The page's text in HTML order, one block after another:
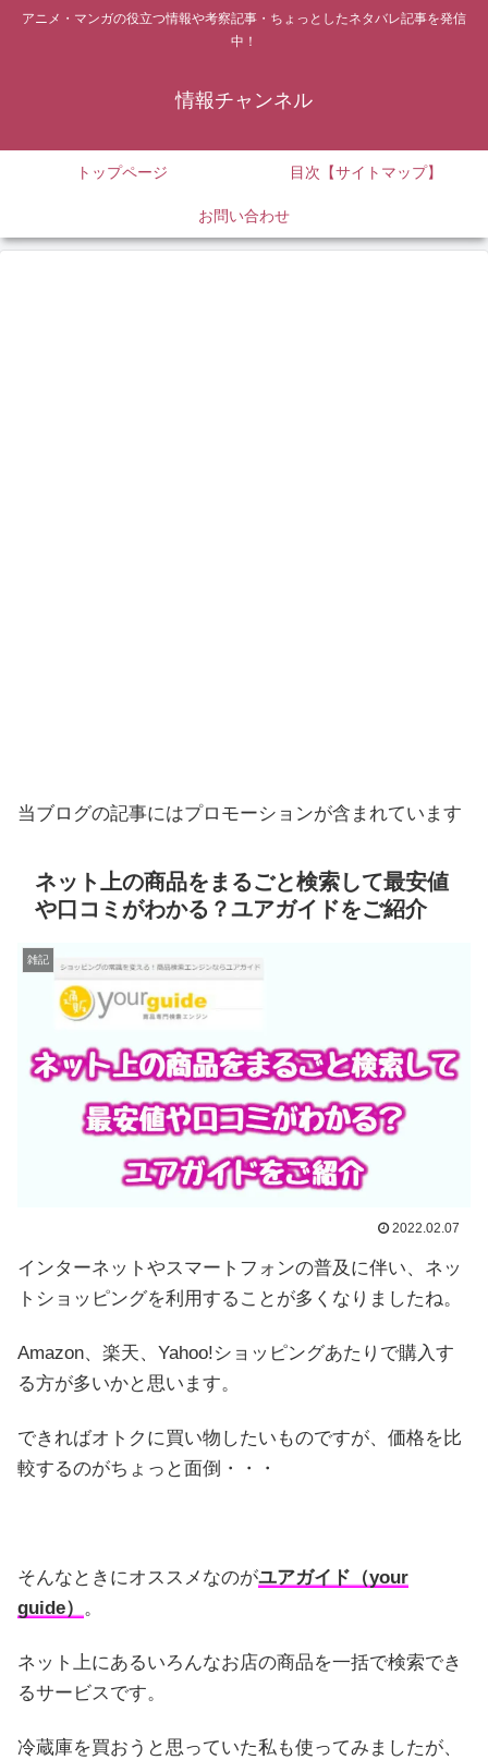
アニメ・マンガの役立つ情報や考察記事・ちょっとしたネタバレ記事を発信
中！
情報チャンネル
トップページ 目次【サイトマップ】
お問い合わせ
当ブログの記事にはプロモーションが含まれています
ネット上の商品をまるごと検索して最安値
や口コミがわかる？ユアガイドをご紹介
雑記
2022.02.07
インターネットやスマートフォンの普及に伴い、ネッ
トショッピングを利用することが多くなりましたね。
Amazon、楽天、Yahoo!ショッピングあたりで購入す
る方が多いかと思います。
できればオトクに買い物したいものですが、価格を比
較するのがちょっと面倒・・・
そんなときにオススメなのがユアガイド（your
guide） 。
ネット上にあるいろんなお店の商品を一括で検索でき
るサービスです。
冷蔵庫を買おうと思っていた私も使ってみましたが、